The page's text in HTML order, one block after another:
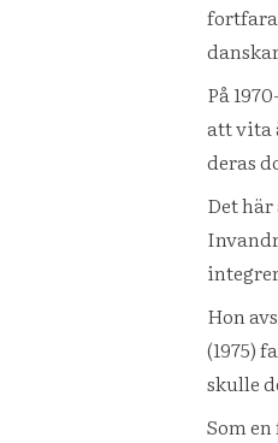
På
att vita
deras
Det
Hon
(1975)
skulle
Som